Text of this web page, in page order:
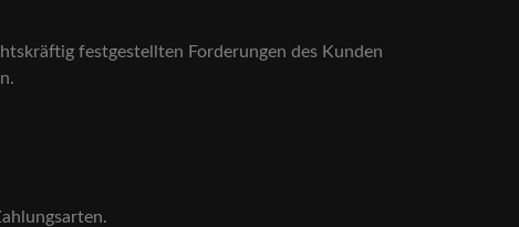
festgestellten Forderungen des Kunden